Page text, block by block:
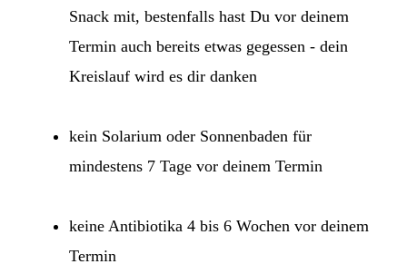
Snack mit, bestenfalls hast Du vor deinem
Termin auch bereits etwas gegessen - dein
Kreislauf wird es dir danken
kein Solarium oder Sonnenbaden für
mindestens 7 Tage vor deinem Termin
keine Antibiotika 4 bis 6 Wochen vor deinem
Termin